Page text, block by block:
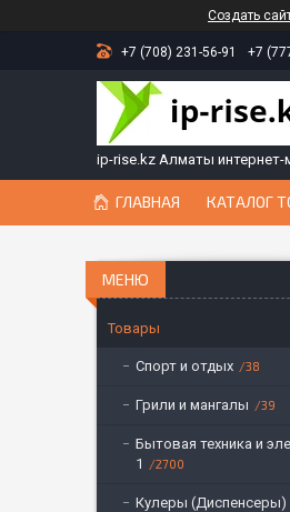
Создать
+7 (708) 231-56-91 +7
ip-rise.kz Алматы интернет-
ГЛАВНАЯ КАТАЛОГ
Товары
Спорт и отдых 38
Грили и мангалы 39
Бытовая техника и
1
2700
Кулеры (Диспенсеры)